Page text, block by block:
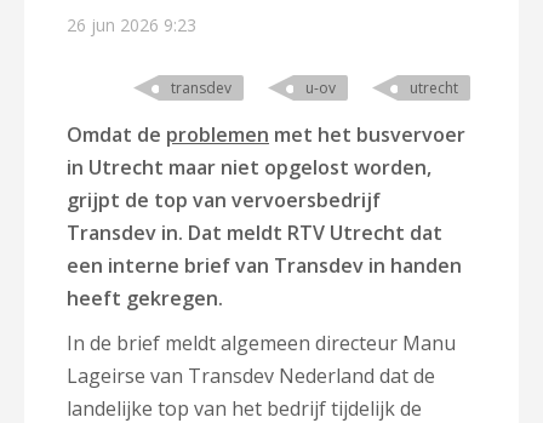
26 jun 2026 9:23
transdev u-ov utrecht
Omdat de problemen met het busvervoer
in Utrecht maar niet opgelost worden,
grijpt de top van vervoersbedrijf
Transdev in. Dat meldt RTV Utrecht dat
een interne brief van Transdev in handen
heeft gekregen.
In de brief meldt algemeen directeur Manu
Lageirse van Transdev Nederland dat de
landelijke top van het bedrijf tijdelijk de